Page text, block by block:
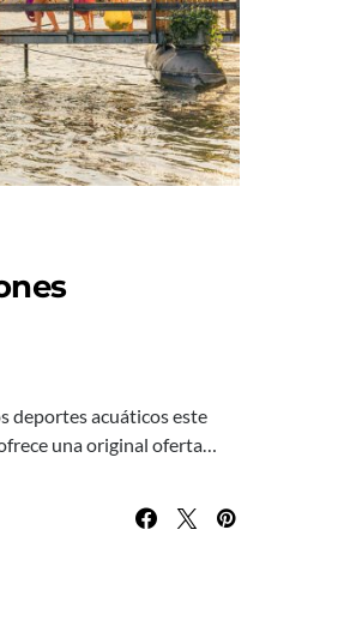
deportes acuáticos este
una original oferta…